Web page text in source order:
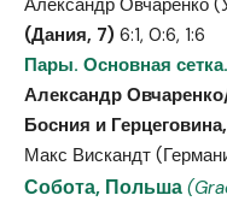
(Дания, 7) 6:1, 0:6, 1:6
Пары. Основная
Александр
Босния и
Макс Вискандт
Собота, Польша